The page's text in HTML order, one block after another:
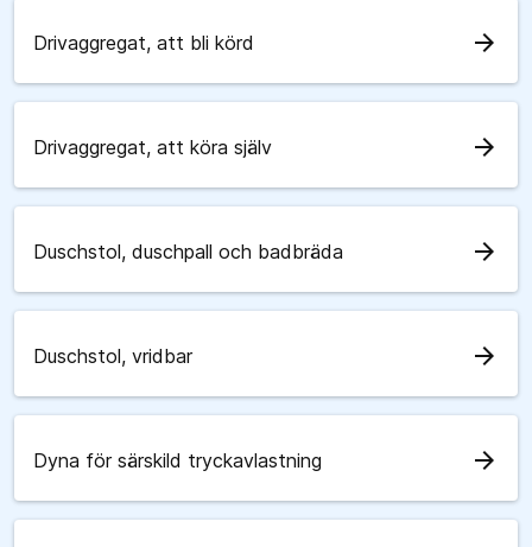
Drivaggregat, att bli körd arrow_forward
Drivaggregat, att köra själv arrow_forward
Duschstol, duschpall och badbräda arrow_forward
Duschstol, vridbar arrow_forward
Dyna för särskild tryckavlastning arrow_forward